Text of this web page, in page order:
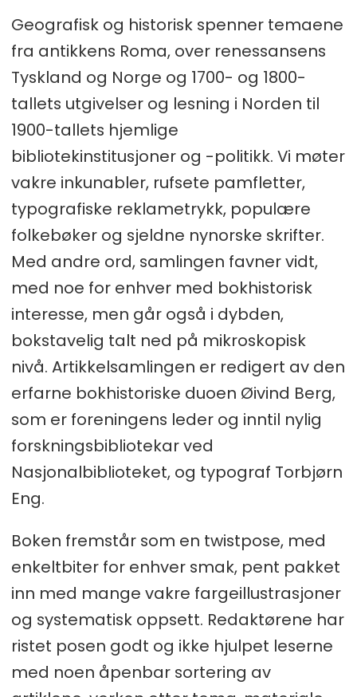
Geografisk og historisk spenner temaene
fra antikkens Roma, over renessansens
Tyskland og Norge og 1700- og 1800-
tallets utgivelser og lesning i Norden til
1900-tallets hjemlige
bibliotekinstitusjoner og -politikk. Vi møter
vakre inkunabler, rufsete pamfletter,
typografiske reklametrykk, populære
folkebøker og sjeldne nynorske skrifter.
Med andre ord, samlingen favner vidt,
med noe for enhver med bokhistorisk
interesse, men går også i dybden,
bokstavelig talt ned på mikroskopisk
nivå. Artikkelsamlingen er redigert av den
erfarne bokhistoriske duoen Øivind Berg,
som er foreningens leder og inntil nylig
forskningsbibliotekar ved
Nasjonalbiblioteket, og typograf Torbjørn
Eng.
Boken fremstår som en twistpose, med
enkeltbiter for enhver smak, pent pakket
inn med mange vakre fargeillustrasjoner
og systematisk oppsett. Redaktørene har
ristet posen godt og ikke hjulpet leserne
med noen åpenbar sortering av